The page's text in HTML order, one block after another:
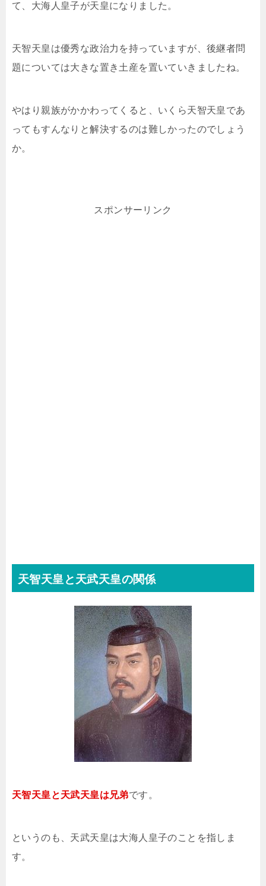
て、大海人皇子が天皇になりました。
天智天皇は優秀な政治力を持っていますが、後継者問
題については大きな置き土産を置いていきましたね。
やはり親族がかかわってくると、いくら天智天皇であ
ってもすんなりと解決するのは難しかったのでしょう
か。
スポンサーリンク
天智天皇と天武天皇の関係
天智天皇と天武天皇は兄弟です。
というのも、天武天皇は大海人皇子のことを指しま
す。